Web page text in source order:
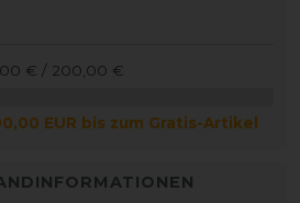
€ / 200,00 €
EUR bis zum Gratis-Artikel